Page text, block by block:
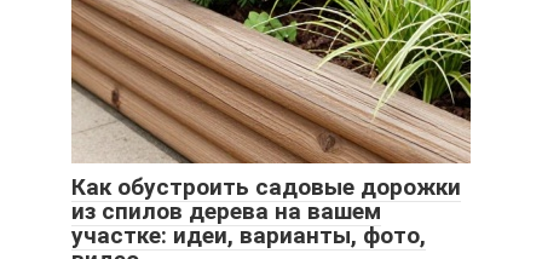
Как обустроить садовые дорожки
из спилов дерева на вашем
участке: идеи, варианты, фото,